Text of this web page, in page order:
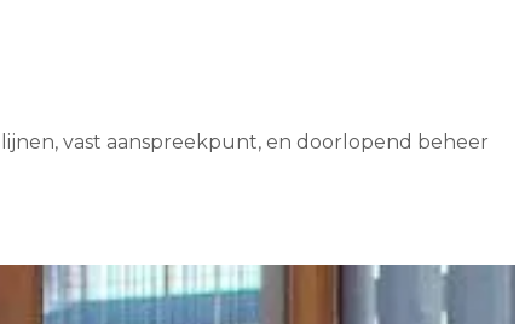
vast aanspreekpunt, en doorlopend beheer